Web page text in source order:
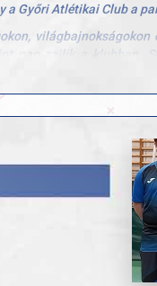
a Győri Atlétikai Club a
és felkészítőjüknek az